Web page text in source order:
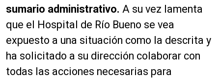
sumario administrativo. A su vez lamenta
que el Hospital de Río Bueno se vea
expuesto a una situación como la descrita y
ha solicitado a su dirección colaborar con
todas las acciones necesarias para